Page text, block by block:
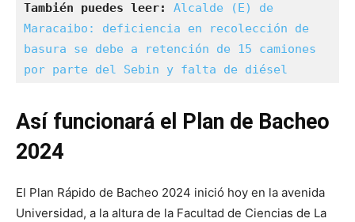
También puedes leer:
Alcalde (E) de
Maracaibo: deficiencia en recolección de
basura se debe a retención de 15 camiones
por parte del Sebin y falta de diésel
Así funcionará el Plan de Bacheo
2024
El Plan Rápido de Bacheo 2024 inició hoy en la avenida
Universidad, a la altura de la Facultad de Ciencias de La